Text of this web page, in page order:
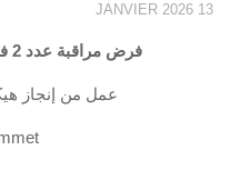
13 JANVIER 2026
فرض مراقبة عدد 2 في الجغرافيا السنة السابعة
عمل من إنجاز